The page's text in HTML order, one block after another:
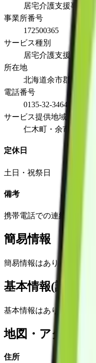
居宅介護支援事業所
事業所番号
172500365
サービス種別
居宅介護支援
所在地
北海道余市郡仁木町
電話番号
0135-32-3464
サービス提供地域
仁木町・余市町・
定休日
土日・祝祭日
備考
携帯電話での連絡が取れる
簡易情報
簡易情報はありません
基本情報(詳細)
基本情報はありません
地図・アクセス
住所